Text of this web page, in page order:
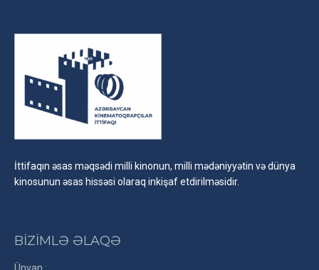
İttifaqın əsas məqsədi milli kinonun, milli mədəniyyətin və dünya
kinosunun əsas hissəsi olaraq inkişaf etdirilməsidir.
BİZİMLƏ ƏLAQƏ